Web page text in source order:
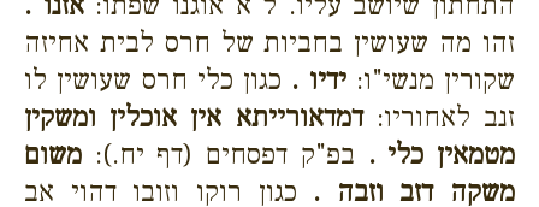
זהו מה שעושין בחביות של חרס לבית אחיזה
שקורין מנשי"ו:ידיו . כגון כלי חרס שעושין לו
זנב לאחוריו:דמדאורייתא אין אוכלין ומשקין
מטמאין כלי . בפ"ק דפסחים (דף יח.): משום
משקה דזב וזבה . כגון רוקו וזובו דהוי אב